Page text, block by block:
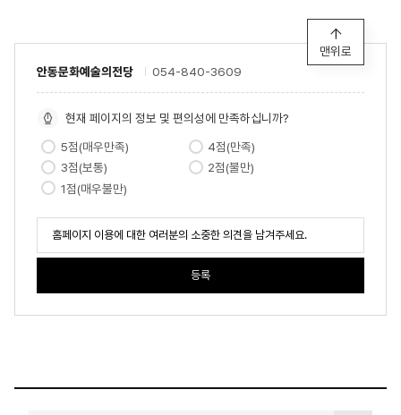
안동문화예술의전당 054-840-3609
맨위로
현재 페이지의 정보 및 편의성에 만족하십니까?
5점(매우만족)
4점(만족)
3점(보통)
2점(불만)
1점(매우불만)